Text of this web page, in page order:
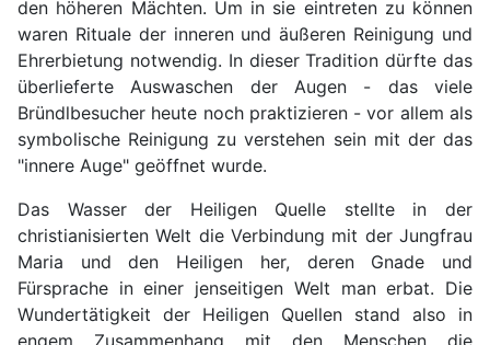
den höheren Mächten. Um in sie eintreten zu können
waren Rituale der inneren und äußeren Reinigung und
Ehrerbietung notwendig. In dieser Tradition dürfte das
überlieferte Auswaschen der Augen - das viele
Bründlbesucher heute noch praktizieren - vor allem als
symbolische Reinigung zu verstehen sein mit der das
"innere Auge" geöffnet wurde.
Das Wasser der Heiligen Quelle stellte in der
christianisierten Welt die Verbindung mit der Jungfrau
Maria und den Heiligen her, deren Gnade und
Fürsprache in einer jenseitigen Welt man erbat. Die
Wundertätigkeit der Heiligen Quellen stand also in
engem Zusammenhang mit den Menschen die